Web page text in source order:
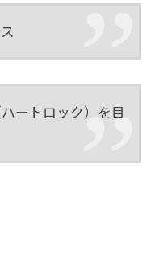
ートロック）を目